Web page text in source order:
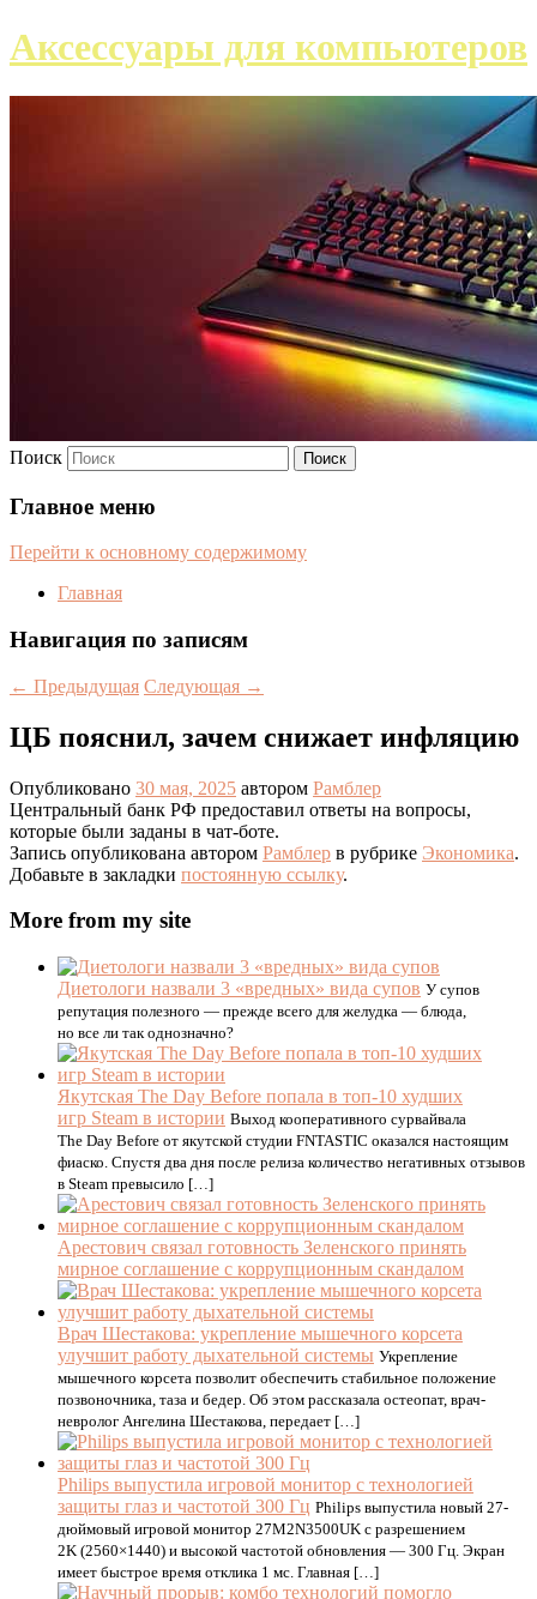
Аксессуары для компьютеров
Поиск
Главное меню
Перейти к основному содержимому
Главная
Навигация по записям
← Предыдущая Следующая →
ЦБ пояснил, зачем снижает инфляцию
Опубликовано 30 мая, 2025 автором Рамблер
Центральный банк РФ предоставил ответы на вопросы,
которые были заданы в чат-боте.
Запись опубликована автором Рамблер в рубрике Экономика.
Добавьте в закладки постоянную ссылку.
More from my site
Диетологи назвали 3 «вредных» вида супов У супов
репутация полезного — прежде всего для желудка — блюда,
но все ли так однозначно?
Якутская The Day Before попала в топ-10 худших
игр Steam в истории Выход кооперативного сурвайвала
The Day Before от якутской студии FNTASTIC оказался настоящим
фиаско. Спустя два дня после релиза количество негативных отзывов
в Steam превысило […]
Арестович связал готовность Зеленского принять
мирное соглашение с коррупционным скандалом
Врач Шестакова: укрепление мышечного корсета
улучшит работу дыхательной системы Укрепление
мышечного корсета позволит обеспечить стабильное положение
позвоночника, таза и бедер. Об этом рассказала остеопат, врач-
невролог Ангелина Шестакова, передает […]
Philips выпустила игровой монитор с технологией
защиты глаз и частотой 300 Гц Philips выпустила новый 27-
дюймовый игровой монитор 27M2N3500UK с разрешением
2K (2560×1440) и высокой частотой обновления — 300 Гц. Экран
имеет быстрое время отклика 1 мс. Главная […]